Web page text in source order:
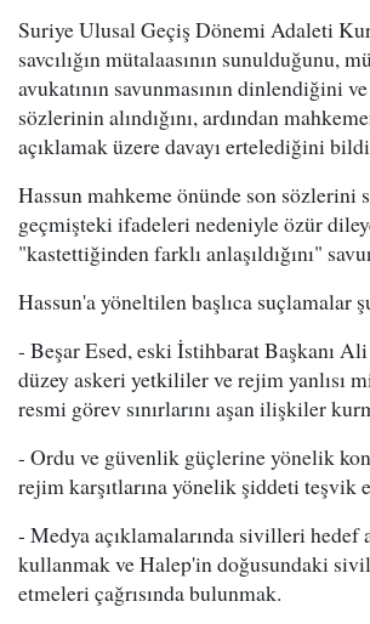
Suriye Ulusal Geçiş Dönemi Adaleti
savcılığın mütalaasının sunulduğunu,
avukatının savunmasının dinlendiğini ve
sözlerinin alındığını, ardından
açıklamak üzere davayı ertelediğini
Hassun mahkeme önünde son sözlerini
geçmişteki ifadeleri nedeniyle özür
"kastettiğinden farklı anlaşıldığını"
Hassun'a yöneltilen başlıca suçlamalar
- Beşar Esed, eski İstihbarat Başkanı
düzey askeri yetkililer ve rejim yanlısı
resmi görev sınırlarını aşan ilişkiler
- Ordu ve güvenlik güçlerine yönelik
rejim karşıtlarına yönelik şiddeti teşvik
- Medya açıklamalarında sivilleri hedef
kullanmak ve Halep'in doğusundaki
etmeleri çağrısında bulunmak.